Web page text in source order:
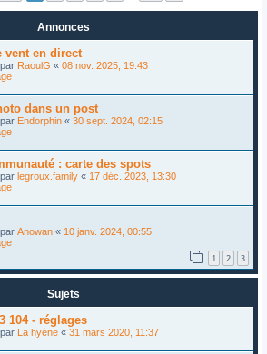
Annonces
vent en direct
RaoulG « 08 nov. 2025, 19:43
dans un post
Endorphin « 30 sept. 2024, 02:15
: carte des spots
legroux.family « 17 déc. 2023, 13:30
Anowan « 10 janv. 2024, 00:55
1 2 3
Sujets
104 - réglages
La hyène « 31 mars 2020, 11:37